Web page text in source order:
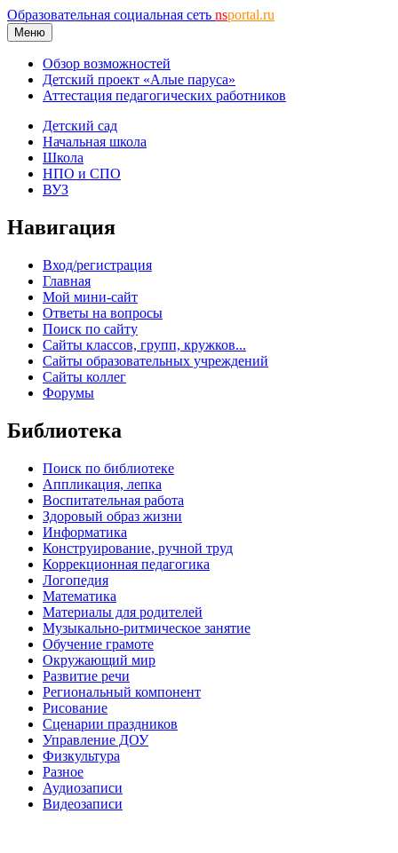
Образовательная социальная сеть nsportal.ru
Меню
Обзор возможностей
Детский проект «Алые паруса»
Аттестация педагогических работников
Детский сад
Начальная школа
Школа
НПО и СПО
ВУЗ
Навигация
Вход/регистрация
Главная
Мой мини-сайт
Ответы на вопросы
Поиск по сайту
Сайты классов, групп, кружков...
Сайты образовательных учреждений
Сайты коллег
Форумы
Библиотека
Поиск по библиотеке
Аппликация, лепка
Воспитательная работа
Здоровый образ жизни
Информатика
Конструирование, ручной труд
Коррекционная педагогика
Логопедия
Математика
Материалы для родителей
Музыкально-ритмическое занятие
Обучение грамоте
Окружающий мир
Развитие речи
Региональный компонент
Рисование
Сценарии праздников
Управление ДОУ
Физкультура
Разное
Аудиозаписи
Видеозаписи